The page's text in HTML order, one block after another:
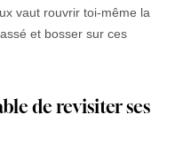
vaut rouvrir toi-même la
et bosser sur ces
de revisiter ses